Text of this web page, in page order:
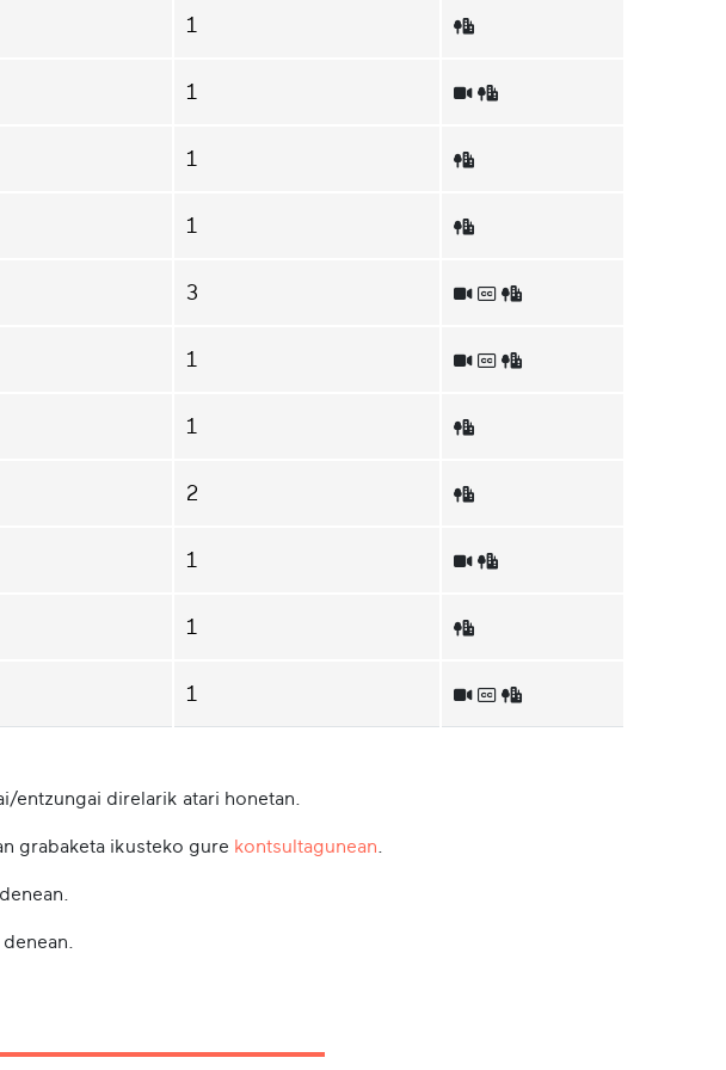
1
1
1
1
3
1
1
2
1
1
1
entzungai direlarik atari honetan.
grabaketa ikusteko gure kontsultagunean